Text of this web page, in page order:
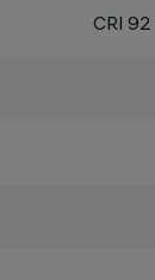
CRI 92